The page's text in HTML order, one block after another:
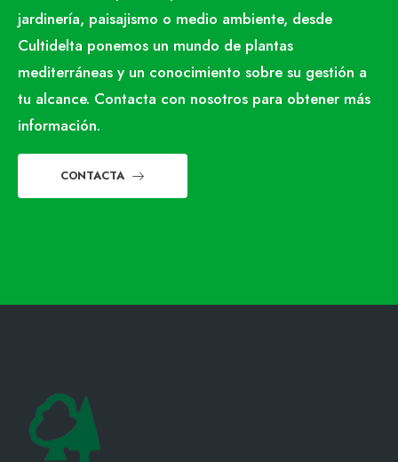
jardinería, paisajismo o medio ambiente, desde
Cultidelta ponemos un mundo de plantas
mediterráneas y un conocimiento sobre su gestión a
tu alcance. Contacta con nosotros para obtener más
información.
CONTACTA